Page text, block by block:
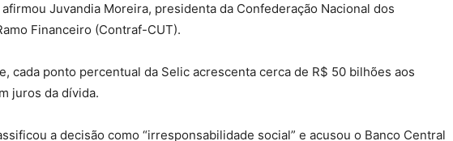
Juvandia Moreira, presidenta da Confederação Nacional dos
Financeiro (Contraf-CUT).
cada ponto percentual da Selic acrescenta cerca de R$ 50 bilhões aos
juros da dívida.
a decisão como “irresponsabilidade social” e acusou o Banco Central